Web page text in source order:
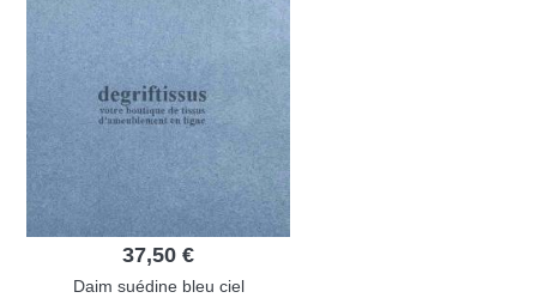
37,50 €
Daim suédine bleu ciel